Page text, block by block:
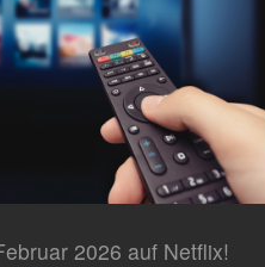
2026 auf Netflix!